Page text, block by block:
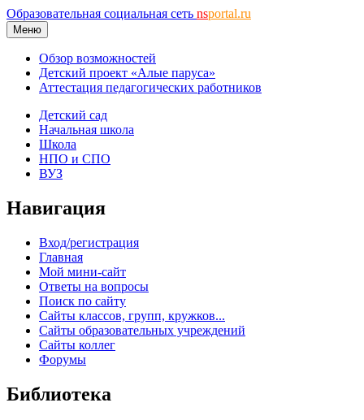
Образовательная социальная сеть nsportal.ru
Меню
Обзор возможностей
Детский проект «Алые паруса»
Аттестация педагогических работников
Детский сад
Начальная школа
Школа
НПО и СПО
ВУЗ
Навигация
Вход/регистрация
Главная
Мой мини-сайт
Ответы на вопросы
Поиск по сайту
Сайты классов, групп, кружков...
Сайты образовательных учреждений
Сайты коллег
Форумы
Библиотека